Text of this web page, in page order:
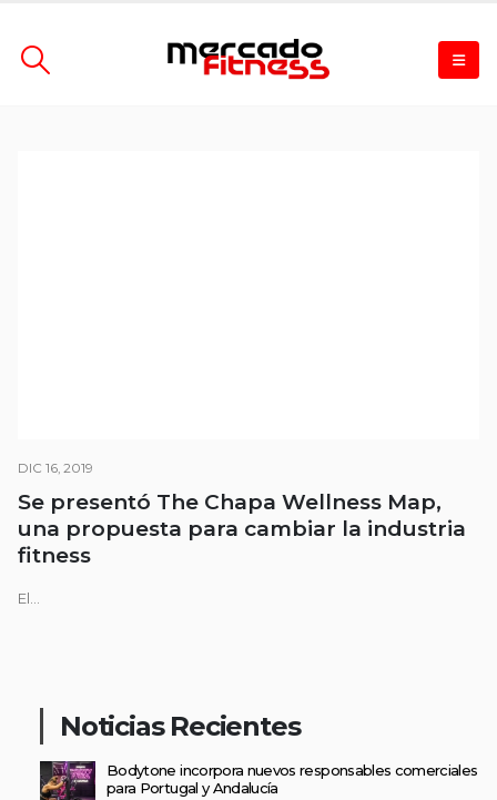
DIC 16, 2019
Se presentó The Chapa Wellness Map,
una propuesta para cambiar la industria
fitness
El...
Noticias Recientes
Bodytone incorpora nuevos responsables comerciales
para Portugal y Andalucía